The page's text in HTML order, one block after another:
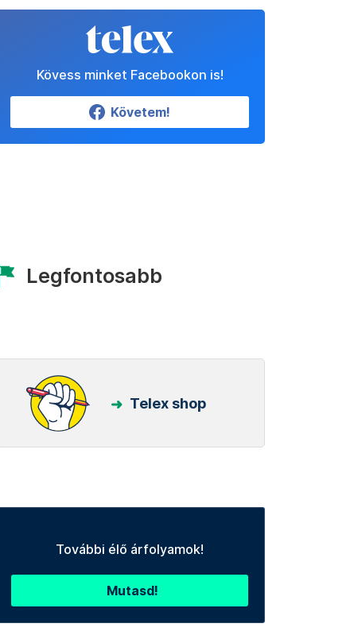
Kövess minket Facebookon is!
Követem!
Legfontosabb
Telex shop
További élő árfolyamok!
Mutasd!